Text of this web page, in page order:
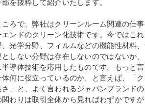
部を抜粋して紹介いたします。
ころで、弊社はクリーンルーム関連の仕
エンドのクリーン化技術です。今ではこ
、光学分野、フィルムなどの機能性材料
としない分野は存在しないのではないか
半導体技術を応用したものです。もっと
体何に役立っているのか、と言えば、「
さ」と、よく言われるジャパンブランド
関わりは取引全体から見ればわずかです